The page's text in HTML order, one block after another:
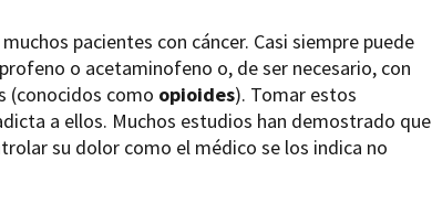
pacientes con cáncer. Casi siempre puede
o acetaminofeno o, de ser necesario, con
(conocidos como opioides). Tomar estos
a ellos. Muchos estudios han demostrado que
su dolor como el médico se los indica no